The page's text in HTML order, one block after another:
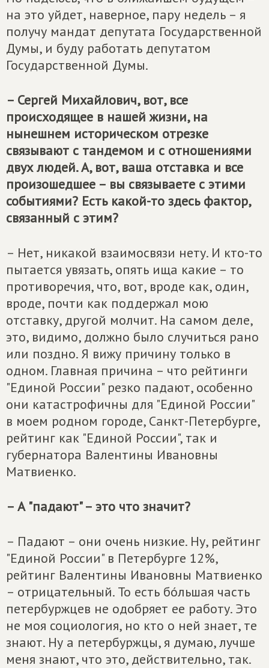
на это уйдет, наверное, пару недель – я
получу мандат депутата Государственной
Думы, и буду работать депутатом
Государственной Думы.
– Сергей Михайлович, вот, все
происходящее в нашей жизни, на
нынешнем историческом отрезке
связывают с тандемом и с отношениями
двух людей. А, вот, ваша отставка и все
произошедшее – вы связываете с этими
событиями? Есть какой-то здесь фактор,
связанный с этим?
– Нет, никакой взаимосвязи нету. И кто-то
пытается увязать, опять ища какие – то
противоречия, что, вот, вроде как, один,
вроде, почти как поддержал мою
отставку, другой молчит. На самом деле,
это, видимо, должно было случиться рано
или поздно. Я вижу причину только в
одном. Главная причина – что рейтинги
"Единой России" резко падают, особенно
они катастрофичны для "Единой России"
в моем родном городе, Санкт-Петербурге,
рейтинг как "Единой России", так и
губернатора Валентины Ивановны
Матвиенко.
– А "падают" – это что значит?
– Падают – они очень низкие. Ну, рейтинг
"Единой России" в Петербурге 12%,
рейтинг Валентины Ивановны Матвиенко
– отрицательный. То есть бóльшая часть
петербуржцев не одобряет ее работу. Это
не моя социология, но кто о ней знает, те
знают. Ну а петербуржцы, я думаю, лучше
меня знают, что это, действительно, так.